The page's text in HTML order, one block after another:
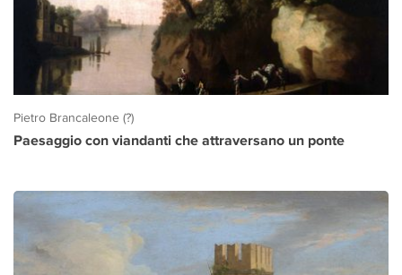
Pietro Brancaleone (?)
Paesaggio con viandanti che attraversano un ponte